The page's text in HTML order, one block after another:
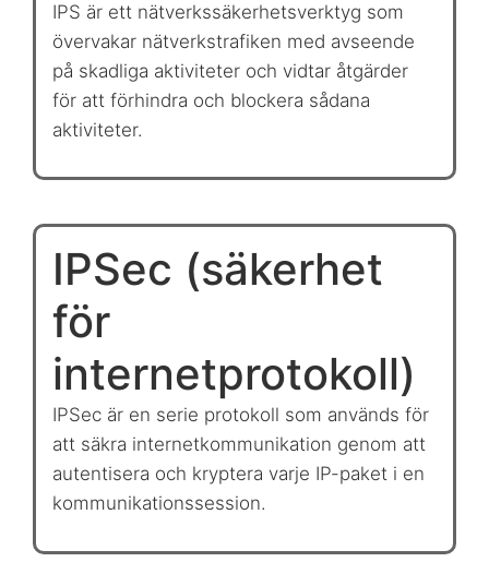
IPS är ett nätverkssäkerhetsverktyg som
övervakar nätverkstrafiken med avseende
på skadliga aktiviteter och vidtar åtgärder
för att förhindra och blockera sådana
aktiviteter.
IPSec (säkerhet
för
internetprotokoll)
IPSec är en serie protokoll som används för
att säkra internetkommunikation genom att
autentisera och kryptera varje IP-paket i en
kommunikationssession.